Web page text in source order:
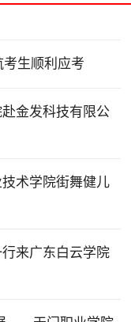
生顺利应考
金发科技有限公
术学院街舞健儿
来广东白云学院